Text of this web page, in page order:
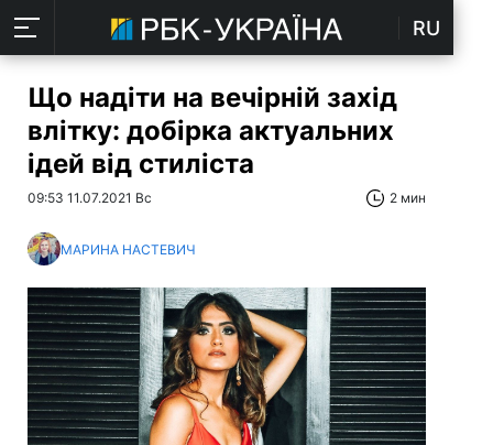
RU
Що надіти на вечірній захід
влітку: добірка актуальних
ідей від стиліста
09:53 11.07.2021 Вс 2 мин
МАРИНА НАСТЕВИЧ